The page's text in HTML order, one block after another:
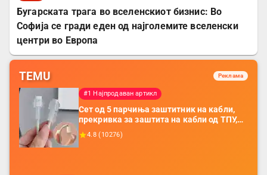
Бугарската трага во вселенскиот бизнис: Во
Софија се гради еден од најголемите вселенски
центри во Европа
TEMU Реклама
#1 Најпродаван артикл
Сет од 5 парчиња заштитник на кабли,
прекривка за заштита на кабли од ТПУ,
додатоци за заштита на кабли, без
батерија, за мобилни телефони, комплет
4.8 (10276)